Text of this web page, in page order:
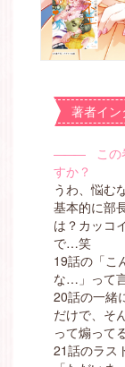
著者イン
―――この
すか？
うわ、悩む
基本的に部
は？カッコ
で…笑
19話の「こ
な…」って
20話の一緒
だけで、そ
って煽って
21話のラス